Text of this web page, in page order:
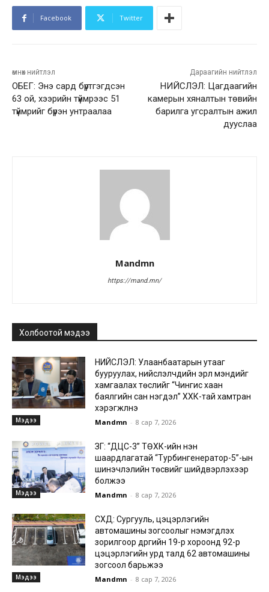
Facebook Twitter
өмнөх нийтлэл
ОБЕГ: Энэ сард бүртгэгдсэн
63 ой, хээрийн түймрээс 51
түймрийг бүрэн унтраалаа
Дараагийн нийтлэл
НИЙСЛЭЛ: Цагдаагийн
камерын хяналтын төвийн
барилга угсралтын ажил
дууслаа
Mandmn
https://mand.mn/
Холбоотой мэдээ
Мэдээ
НИЙСЛЭЛ: Улаанбаатарын утааг
бууруулах, нийслэлчүүдийн эрүүл мэндийг
хамгаалах төслийг “Чингис хаан
баялгийн сан нэгдэл” ХХК-тай хамтран
хэрэгжүүлнэ
Mandmn - 8 сар 7, 2026
Мэдээ
ЗГ: “ДЦС-3” ТӨХК-ийн нэн
шаардлагатай “Турбингенератор-5”-ын
шинэчлэлийн төсвийг шийдвэрлэхээр
болжээ
Mandmn - 8 сар 7, 2026
Мэдээ
СХД: Сургууль, цэцэрлэгийн
автомашины зогсоолыг нэмэгдүүлэх
зорилгоор дүүргийн 19-р хороонд 92-р
цэцэрлэгийн урд талд 62 автомашины
зогсоол барьжээ
Mandmn - 8 сар 7, 2026